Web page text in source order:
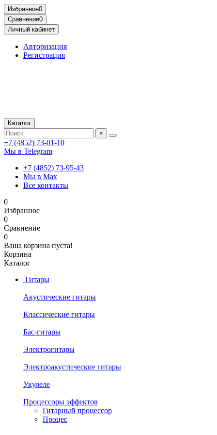
Избранное0
Сравнение0
Личный кабинет
Авторизация
Регистрация
Каталог
×
+7 (4852) 73-01-10
Мы в Telegram
+7 (4852) 73-95-43
Мы в Max
Все контакты
0
Избранное
0
Сравнение
0
Ваша корзина пуста!
Корзина
Каталог
Гитары
Акустические гитары
Классические гитары
Бас-гитары
Электрогитары
Электроакустические гитары
Укулеле
Процессоры эффектов
Гитарный процессор
Процес